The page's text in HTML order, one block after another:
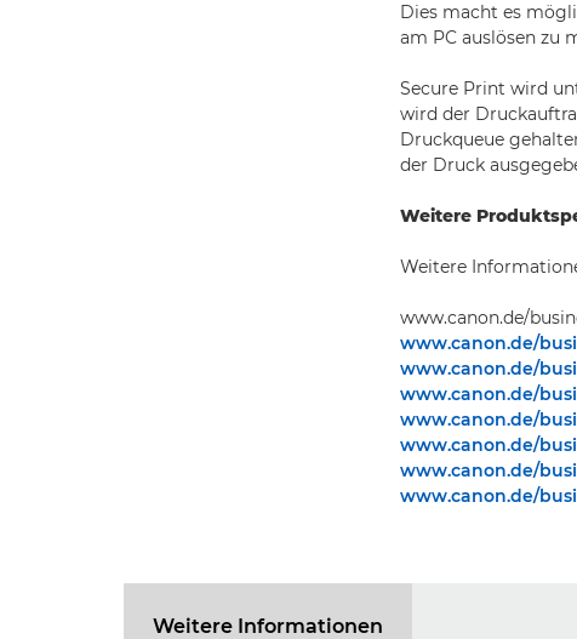
Dies macht es
am PC auslösen zu
Secure Print wird
wird der
Druckqueue
der Druck
Weitere
Weitere
www.canon.de/
www.canon.de/
www.canon.de/
www.canon.de/
www.canon.de/
www.canon.de/
www.canon.de/
www.canon.de/
Weitere Informationen